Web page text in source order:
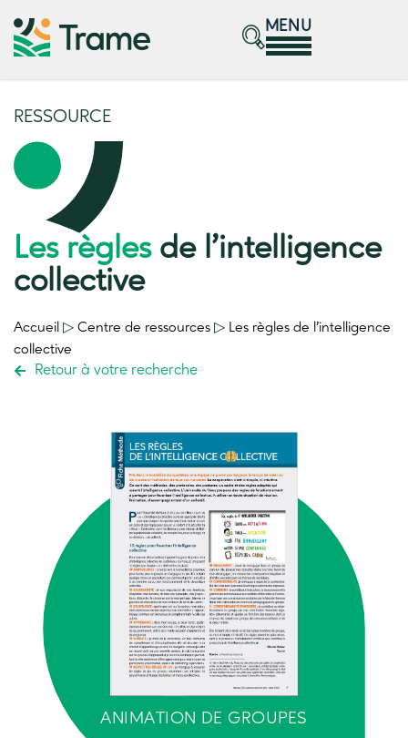
MENU
RESSOURCE
Les règles de l’intelligence
collective
Accueil ▷ Centre de ressources ▷ Les règles de l’intelligence
collective
Retour à votre recherche
ANIMATION DE GROUPES